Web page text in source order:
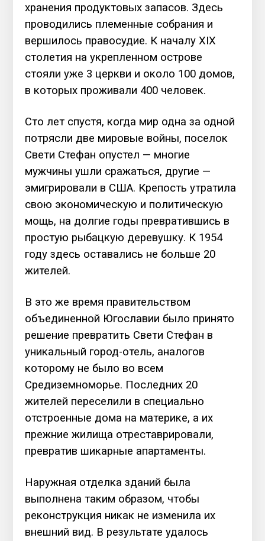
хранения продуктовых запасов. Здесь
проводились племенные собрания и
вершилось правосудие. К началу XIX
столетия на укрепленном острове
стояли уже 3 церкви и около 100 домов,
в которых проживали 400 человек.
Сто лет спустя, когда мир одна за одной
потрясли две мировые войны, поселок
Свети Стефан опустел — многие
мужчины ушли сражаться, другие —
эмигрировали в США. Крепость утратила
свою экономическую и политическую
мощь, на долгие годы превратившись в
простую рыбацкую деревушку. К 1954
году здесь оставались не больше 20
жителей.
В это же время правительством
объединенной Югославии было принято
решение превратить Свети Стефан в
уникальный город-отель, аналогов
которому не было во всем
Средиземноморье. Последних 20
жителей переселили в специально
отстроенные дома на материке, а их
прежние жилища отреставрировали,
превратив шикарные апартаменты.
Наружная отделка зданий была
выполнена таким образом, чтобы
реконструкция никак не изменила их
внешний вид. В результате удалось